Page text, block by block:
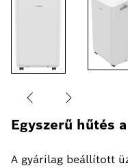
Egyszerű hűtés
A gyárilag beállított